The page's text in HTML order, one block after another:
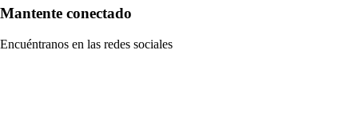
Mantente conectado
Encuéntranos en las redes sociales